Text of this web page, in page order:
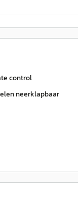
control
neerklapbaar